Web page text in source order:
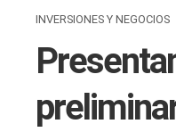
INVERSIONES Y NEGOCIOS